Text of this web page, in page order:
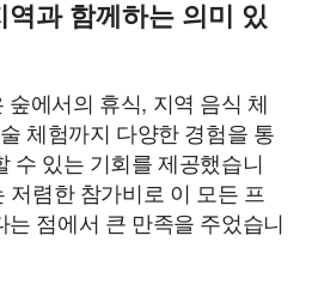
과 함께하는 의미 있
에서의 휴식, 지역 음식 체
체험까지 다양한 경험을 통
수 있는 기회를 제공했습니
저렴한 참가비로 이 모든 프
는 점에서 큰 만족을 주었습니